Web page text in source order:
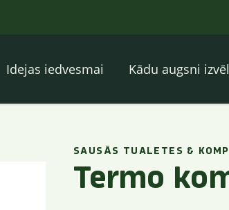
Idejas iedvesmai Kādu augsni
SAUSĀS TUALETES &
Termo